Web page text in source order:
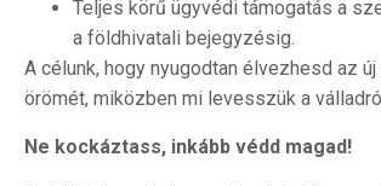
Teljes körű ügyvédi támogatás a
a földhivatali bejegyzésig.
A célunk, hogy nyugodtan élvezhesd az
örömét, miközben mi levesszük a
Ne kockáztass, inkább védd magad!